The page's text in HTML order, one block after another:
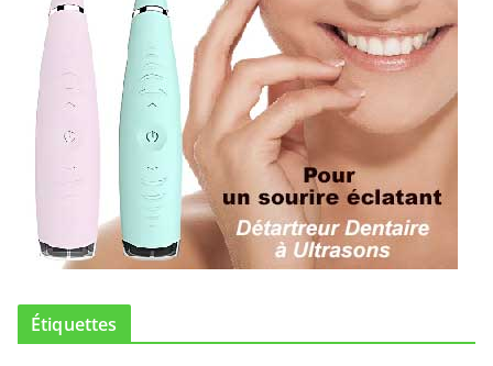
Étiquettes